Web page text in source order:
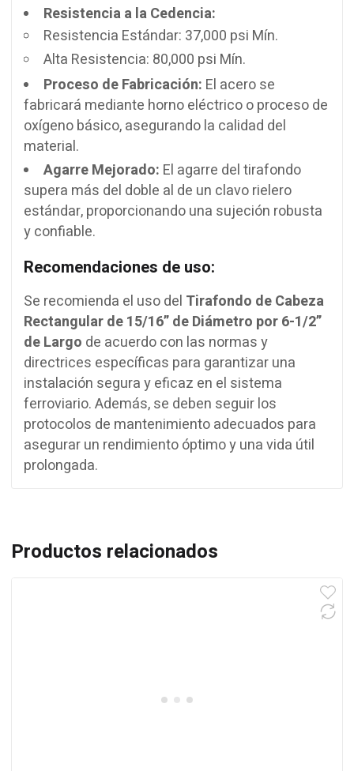
Resistencia a la Cedencia:
Resistencia Estándar: 37,000 psi Mín.
Alta Resistencia: 80,000 psi Mín.
Proceso de Fabricación: El acero se
fabricará mediante horno eléctrico o proceso de
oxígeno básico, asegurando la calidad del
material.
Agarre Mejorado: El agarre del tirafondo
supera más del doble al de un clavo rielero
estándar, proporcionando una sujeción robusta
y confiable.
Recomendaciones de uso:
Se recomienda el uso del Tirafondo de Cabeza
Rectangular de 15/16” de Diámetro por 6-1/2”
de Largo de acuerdo con las normas y
directrices específicas para garantizar una
instalación segura y eficaz en el sistema
ferroviario. Además, se deben seguir los
protocolos de mantenimiento adecuados para
asegurar un rendimiento óptimo y una vida útil
prolongada.
Productos relacionados